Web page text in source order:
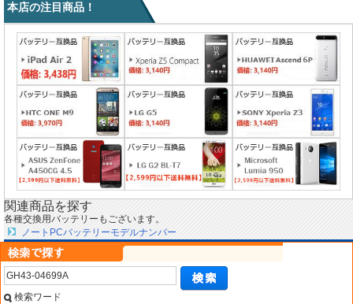
本店の注目商品！
関連商品を探す
各種交換用バッテリーもございます。
ノートPCバッテリーモデルナンバー
検索ワード